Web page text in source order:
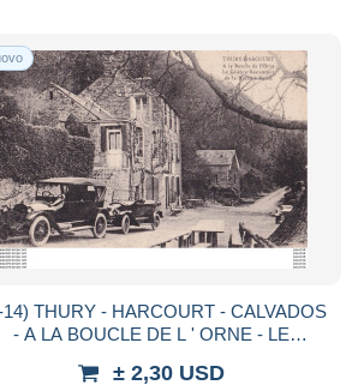
14) THURY - HARCOURT - CALVADOS
- A LA BOUCLE DE L ' ORNE - LE
BUNEL - ( 2 SCANS )
± 2,30 USD